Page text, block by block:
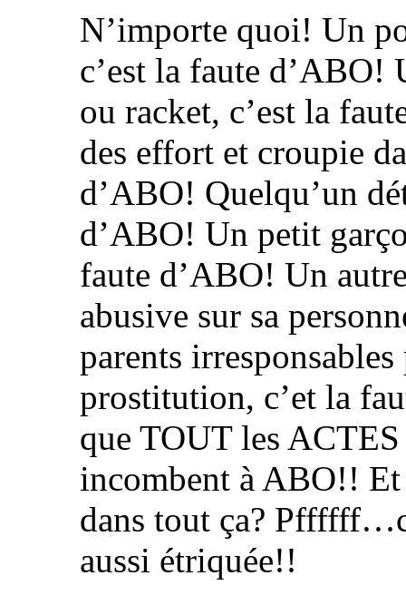
N’importe quoi! Un
c’est la faute
ou racket, c’est la
des effort et croupie
d’ABO! Quelqu’un
d’ABO! Un petit
faute d’ABO! Un
abusive sur sa
parents
prostitution, c’et la
que TOUT les
incombent à ABO!!
dans tout ça?
aussi étriquée!!